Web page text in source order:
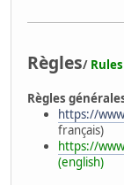
Règles/ Rules
Règles
https://
français)
https://
(english)